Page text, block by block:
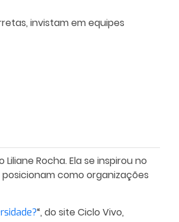
invistam em equipes
Rocha. Ela se inspirou no
como organizações
“, do site Ciclo Vivo,